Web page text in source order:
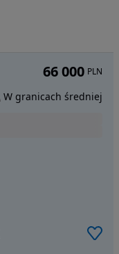
66 000 PLN
W granicach średniej